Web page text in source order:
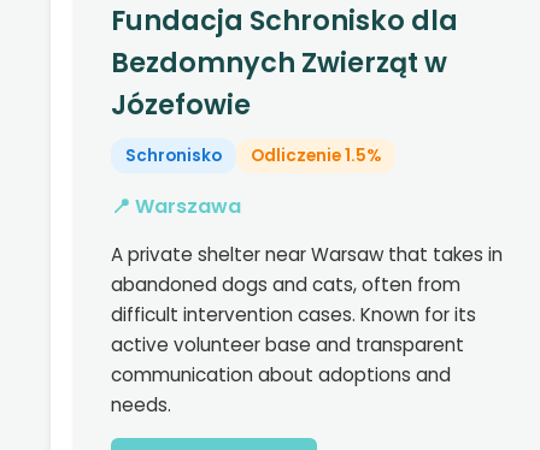
Fundacja Schronisko dla
Bezdomnych Zwierząt w
Józefowie
Schronisko Odliczenie 1.5%
📍 Warszawa
A private shelter near Warsaw that takes in
abandoned dogs and cats, often from
difficult intervention cases. Known for its
active volunteer base and transparent
communication about adoptions and
needs.